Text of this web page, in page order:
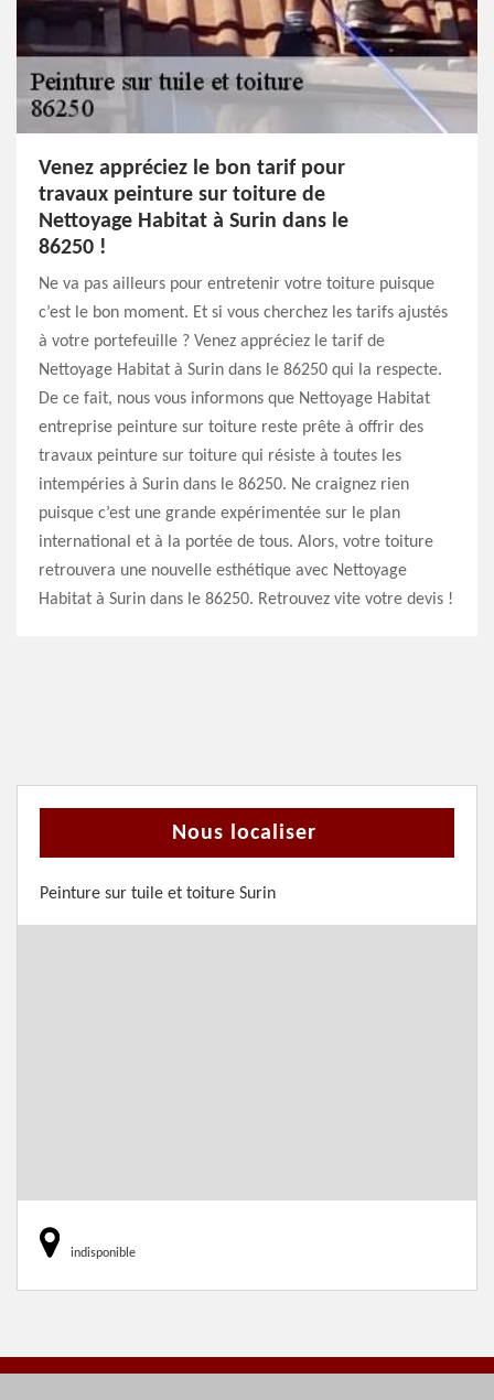
Venez appréciez le bon tarif pour
travaux peinture sur toiture de
Nettoyage Habitat à Surin dans le
86250 !
Ne va pas ailleurs pour entretenir votre toiture puisque
c’est le bon moment. Et si vous cherchez les tarifs ajustés
à votre portefeuille ? Venez appréciez le tarif de
Nettoyage Habitat à Surin dans le 86250 qui la respecte.
De ce fait, nous vous informons que Nettoyage Habitat
entreprise peinture sur toiture reste prête à offrir des
travaux peinture sur toiture qui résiste à toutes les
intempéries à Surin dans le 86250. Ne craignez rien
puisque c’est une grande expérimentée sur le plan
international et à la portée de tous. Alors, votre toiture
retrouvera une nouvelle esthétique avec Nettoyage
Habitat à Surin dans le 86250. Retrouvez vite votre devis !
Nous localiser
Peinture sur tuile et toiture Surin
indisponible